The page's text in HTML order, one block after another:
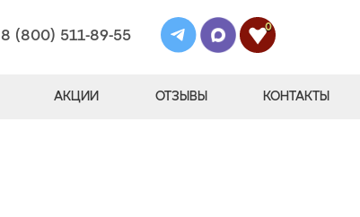
8 (800) 511-89-55
0
АКЦИИ ОТЗЫВЫ КОНТАКТЫ